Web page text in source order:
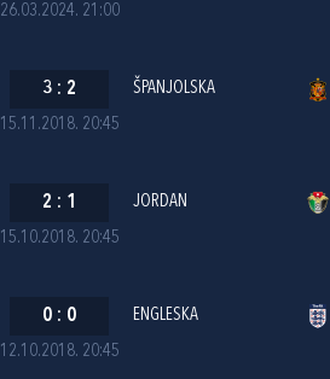
26.03.2024. 21:00
15.11.2018. 20:45
3 : 2 ŠPANJOLSKA
15.10.2018. 20:45
2 : 1 JORDAN
12.10.2018. 20:45
0 : 0 ENGLESKA